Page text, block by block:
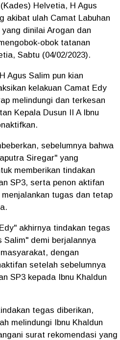
Helvetia, H Agus
akibat ulah Camat Labuhan
dinilai Arogan dan
obok tatanan
Sabtu (04/02/2023).
Agus Salim pun kian
kelakuan Camat Edy
melindungi dan terkesan
Kepala Dusun II A Ibnu
sebelumnya bahwa
Siregar" yang
memberikan tindakan
SP3, serta penon aktifan
tugas dan tetap
akhirnya tindakan tegas
Salim" demi berjalannya
dengan
setelah sebelumnya
SP3 kepada Ibnu Khaldun
tegas diberikan,
melindungi Ibnu Khaldun
surat rekomendasi yang